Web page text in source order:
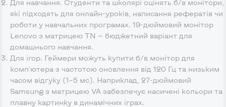
Для навчання. Студенти та школярі оцінять б/в монітори,
які підходять для онлайн-уроків, написання рефератів чи
роботи у навчальних програмах. 19-дюймовий монітор
Lenovo з матрицею TN — бюджетний варіант для
домашнього навчання.
Для ігор. Геймери можуть купити б/в монітор для
комп'ютера з частотою оновлення від 120 Гц та низьким
часом відгуку (1–5 мс). Наприклад, 27-дюймовий
Samsung з матрицею VA забезпечує насичені кольори та
плавну картинку в динамічних іграх.